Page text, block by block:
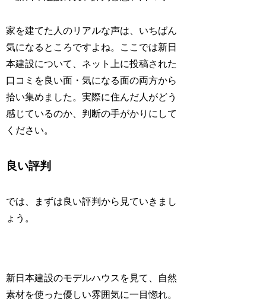
家を建てた人のリアルな声は、いちばん
気になるところですよね。ここでは新日
本建設について、ネット上に投稿された
口コミを良い面・気になる面の両方から
拾い集めました。実際に住んだ人がどう
感じているのか、判断の手がかりにして
ください。
良い評判
では、まずは良い評判から見ていきまし
ょう。
新日本建設のモデルハウスを見て、自然
素材を使った優しい雰囲気に一目惚れ。